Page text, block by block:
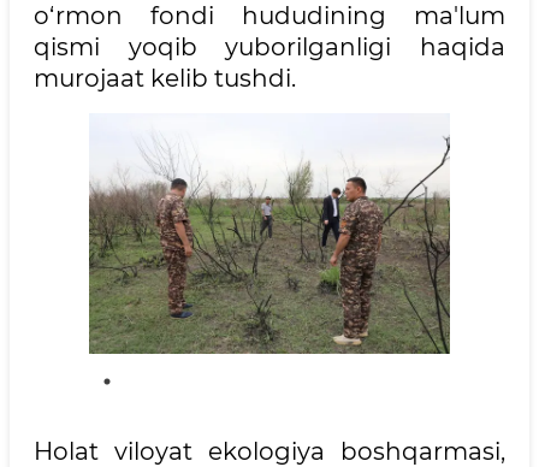
o‘rmon fondi hududining ma'lum
qismi yoqib yuborilganligi haqida
murojaat kelib tushdi.
Holat viloyat ekologiya boshqarmasi,